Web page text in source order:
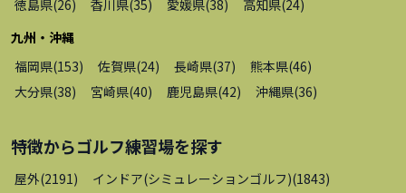
徳島県(26) 香川県(35) 愛媛県(38) 高知県(24)
九州・沖縄
福岡県(153) 佐賀県(24) 長崎県(37) 熊本県(46)
大分県(38) 宮崎県(40) 鹿児島県(42) 沖縄県(36)
特徴からゴルフ練習場を探す
屋外(2191 ) インドア(シミュレーションゴルフ)(1843)